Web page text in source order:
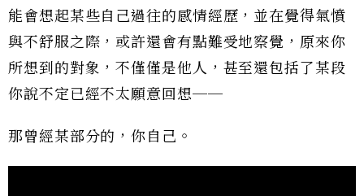
能會想起某些自己過往的感情經歷，並在覺得氣憤
與不舒服之際，或許還會有點難受地察覺，原來你
所想到的對象，不僅僅是他人，甚至還包括了某段
你說不定已經不太願意回想──
那曾經某部分的，你自己。